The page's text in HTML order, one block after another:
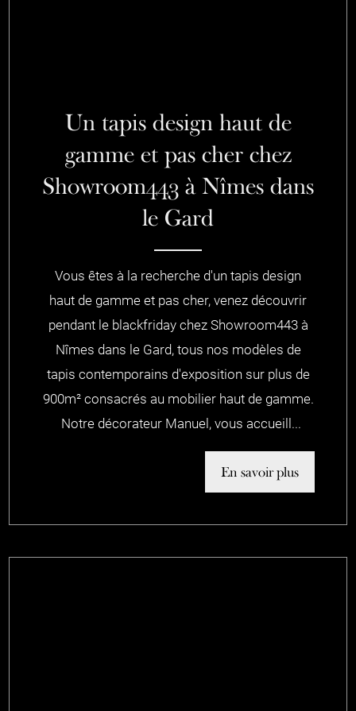
Un tapis design haut de
gamme et pas cher chez
Showroom443 à Nîmes dans
le Gard
Vous êtes à la recherche d'un tapis design
haut de gamme et pas cher, venez découvrir
pendant le blackfriday chez Showroom443 à
Nîmes dans le Gard, tous nos modèles de
tapis contemporains d'exposition sur plus de
900m² consacrés au mobilier haut de gamme.
Notre décorateur Manuel, vous accueill...
En savoir plus